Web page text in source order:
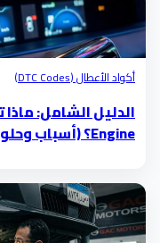
أكواد الأعطال (DTC Codes)
Engine؟ (أسباب وحلول)